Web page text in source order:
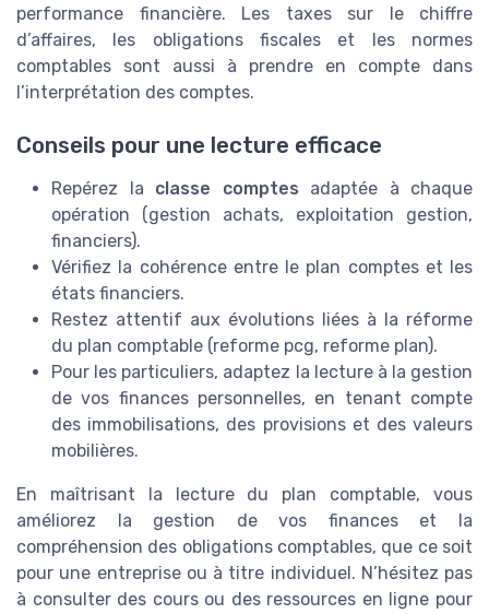
performance financière. Les taxes sur le chiffre
d’affaires, les obligations fiscales et les normes
comptables sont aussi à prendre en compte dans
l’interprétation des comptes.
Conseils pour une lecture efficace
Repérez la classe comptes adaptée à chaque
opération (gestion achats, exploitation gestion,
financiers).
Vérifiez la cohérence entre le plan comptes et les
états financiers.
Restez attentif aux évolutions liées à la réforme
du plan comptable (reforme pcg, reforme plan).
Pour les particuliers, adaptez la lecture à la gestion
de vos finances personnelles, en tenant compte
des immobilisations, des provisions et des valeurs
mobilières.
En maîtrisant la lecture du plan comptable, vous
améliorez la gestion de vos finances et la
compréhension des obligations comptables, que ce soit
pour une entreprise ou à titre individuel. N’hésitez pas
à consulter des cours ou des ressources en ligne pour